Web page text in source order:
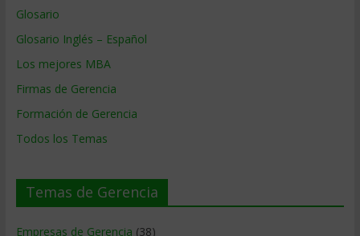
Glosario
Glosario Inglés – Español
Los mejores MBA
Firmas de Gerencia
Formación de Gerencia
Todos los Temas
Temas de Gerencia
Empresas de Gerencia (38)